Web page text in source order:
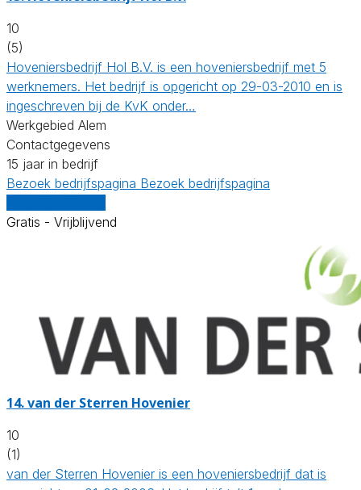
10
(5)
Hoveniersbedrijf Hol B.V. is een hoveniersbedrijf met 5
werknemers. Het bedrijf is opgericht op 29-03-2010 en is
ingeschreven bij de KvK onder…
Werkgebied Alem
Contactgegevens
15 jaar in bedrijf
Bezoek bedrijfspagina Bezoek bedrijfspagina
Gratis - Vrijblijvend
14.van der Sterren Hovenier
10
(1)
van der Sterren Hovenier is een hoveniersbedrijf dat is